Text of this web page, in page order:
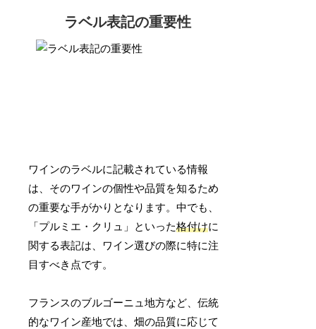
ラベル表記の重要性
ワインのラベルに記載されている情報
は、そのワインの個性や品質を知るため
の重要な手がかりとなります。中でも、
「プルミエ・クリュ」といった格付けに
関する表記は、ワイン選びの際に特に注
目すべき点です。
フランスのブルゴーニュ地方など、伝統
的なワイン産地では、畑の品質に応じて